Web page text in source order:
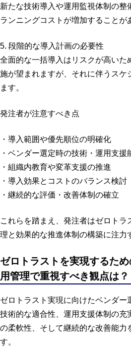
新たな技術導入や運用監視体制の整
ランニングコストが増加することが
5. 段階的な導入計画の必要性
全面的な一括導入はリスクが高いた
施が望まれますが、それに伴うスケ
ます。
発注者が注意すべき点
・導入範囲や優先順位の明確化
・ベンダー選定時の技術・運用支援
・組織内教育や変革支援の推進
・導入効果とコストのバランス検討
・継続的な評価・改善体制の確立
これらを踏まえ、発注者はゼロトラ
理と効果的な推進体制の構築に注力
ゼロトラストを実現するた
用管理で重視すべき観点は？
ゼロトラスト実現に向けたベンダー
技術的な適合性、運用支援体制の充
の柔軟性、そして継続的な改善能力
す。